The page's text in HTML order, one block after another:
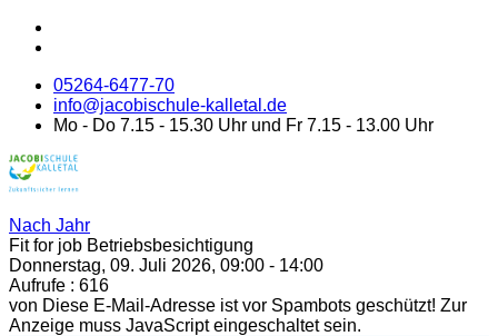
05264-6477-70
info@jacobischule-kalletal.de
Mo - Do 7.15 - 15.30 Uhr und Fr 7.15 - 13.00 Uhr
Nach Jahr
Fit for job Betriebsbesichtigung
Donnerstag, 09. Juli 2026, 09:00 - 14:00
Aufrufe : 616
von Diese E-Mail-Adresse ist vor Spambots geschützt! Zur
Anzeige muss JavaScript eingeschaltet sein.